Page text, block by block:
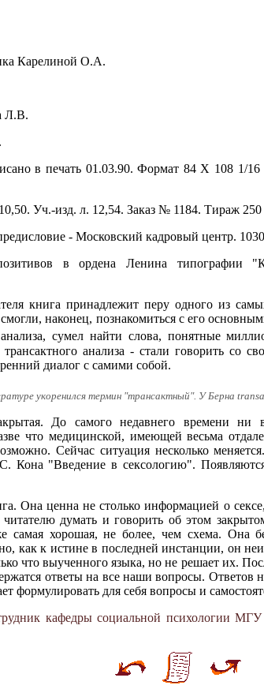
Карелиной О.А.
Л.В.
в печать 01.03.90. Формат 84 X 108 1/
Уч.-изд. л. 12,54. Заказ № 1184. Тираж
- Московский кадровый центр.
в ордена Ленина типографии
книга принадлежит перу одного из
наконец, познакомиться с его
анализа, сумел найти слова, понятные
трансактного анализа - стали говорить со
диалог с самими собой.
укоренился термин "трансактный". У Берна
До самого недавнего времени ни
что медицинской, имеющей весьма
Сейчас ситуация несколько
Кона "Введение в сексологию".
Она ценна не столько информацией о
думать и говорить об этом
хорошая, не более, чем схема. Она
как к истине в последней инстанции, он
что выученного языка, но не решает их.
ответы на все наши вопросы.
формулировать для себя вопросы и
кафедры социальной психологии